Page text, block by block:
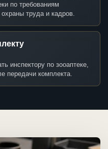
по требованиям
труда и кадров.
инспектору по зооаптеке,
передачи комплекта.